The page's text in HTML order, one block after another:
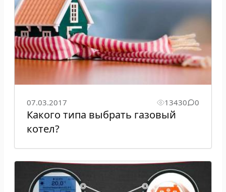
07.03.2017 13430 0
Какого типа выбрать газовый
котел?